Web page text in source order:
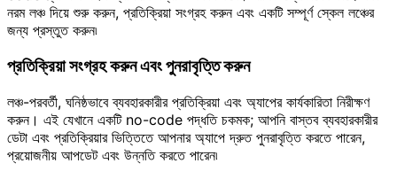
নরম লঞ্চ দিয়ে শুরু করুন, প্রতিক্রিয়া সংগ্রহ করুন এবং একটি সম্পূর্ণ স্কেল লঞ্চের
জন্য প্রস্তুত করুন৷
প্রতিক্রিয়া সংগ্রহ করুন এবং পুনরাবৃত্তি করুন
লঞ্চ-পরবর্তী, ঘনিষ্ঠভাবে ব্যবহারকারীর প্রতিক্রিয়া এবং অ্যাপের কার্যকারিতা নিরীক্ষণ
করুন। এই যেখানে একটি no-code পদ্ধতি চকমক; আপনি বাস্তব ব্যবহারকারীর
ডেটা এবং প্রতিক্রিয়ার ভিত্তিতে আপনার অ্যাপে দ্রুত পুনরাবৃত্তি করতে পারেন,
প্রয়োজনীয় আপডেট এবং উন্নতি করতে পারেন৷